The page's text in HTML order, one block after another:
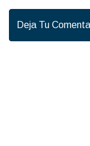
Deja Tu